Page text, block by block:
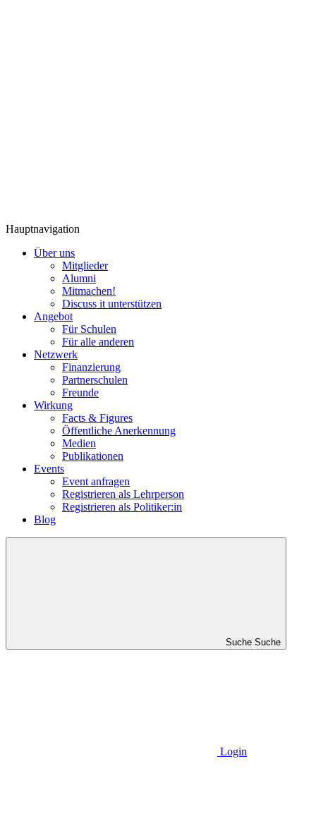
Hauptnavigation
Über uns
Mitglieder
Alumni
Mitmachen!
Discuss it unterstützen
Angebot
Für Schulen
Für alle anderen
Netzwerk
Finanzierung
Partnerschulen
Freunde
Wirkung
Facts & Figures
Öffentliche Anerkennung
Medien
Publikationen
Events
Event anfragen
Registrieren als Lehrperson
Registrieren als Politiker:in
Blog
Suche Suche
Login